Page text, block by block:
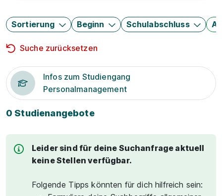
Sortierung Beginn Schulabschluss
Suche zurücksetzen
Infos zum Studiengang
Personalmanagement
0 Studienangebote
Leider sind für deine Suchanfrage aktuell
keine Stellen verfügbar.
Folgende Tipps könnten für dich hilfreich sein: